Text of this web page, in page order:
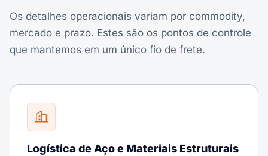
Os detalhes operacionais variam por commodity,
mercado e prazo. Estes são os pontos de controle
que mantemos em um único fio de frete.
Logística de Aço e Materiais Estruturais